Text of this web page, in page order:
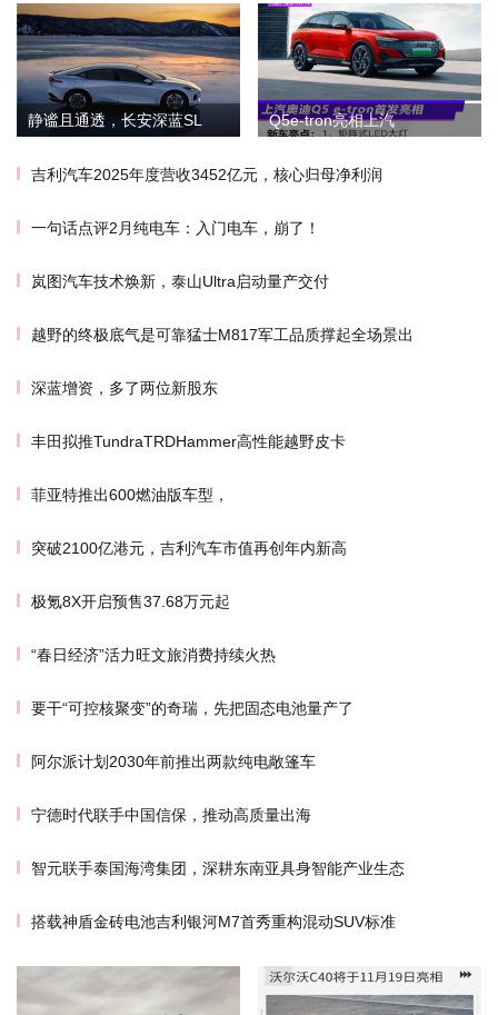
静谧且通透，长安深蓝SL Q5e-tron亮相上汽
吉利汽车2025年度营收3452亿元，核心归母净利润
一句话点评2月纯电车：入门电车，崩了！
岚图汽车技术焕新，泰山Ultra启动量产交付
越野的终极底气是可靠猛士M817军工品质撑起全场景出
深蓝增资，多了两位新股东
丰田拟推TundraTRDHammer高性能越野皮卡
菲亚特推出600燃油版车型，
突破2100亿港元，吉利汽车市值再创年内新高
极氪8X开启预售37.68万元起
“春日经济”活力旺文旅消费持续火热
要干“可控核聚变”的奇瑞，先把固态电池量产了
阿尔派计划2030年前推出两款纯电敞篷车
宁德时代联手中国信保，推动高质量出海
智元联手泰国海湾集团，深耕东南亚具身智能产业生态
搭载神盾金砖电池吉利银河M7首秀重构混动SUV标准